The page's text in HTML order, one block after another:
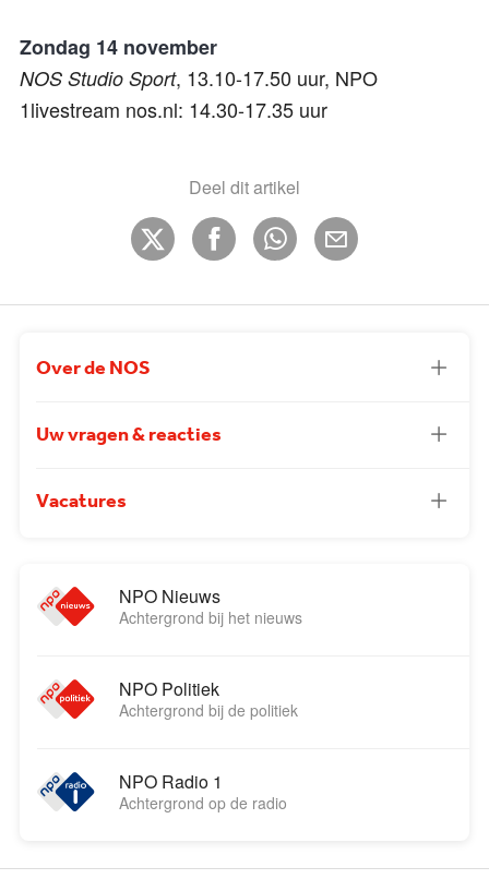
Zondag 14 november
NOS Studio Sport, 13.10-17.50 uur, NPO
1livestream nos.nl: 14.30-17.35 uur
Deel dit artikel
Over de NOS
Uw vragen & reacties
Vacatures
NPO Nieuws
Achtergrond bij het nieuws
NPO Politiek
Achtergrond bij de politiek
NPO Radio 1
Achtergrond op de radio